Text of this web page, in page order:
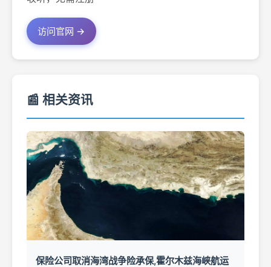
访问官网 →
📰 相关资讯
保险公司取消海湾战争险承保,霍尔木兹海峡航运